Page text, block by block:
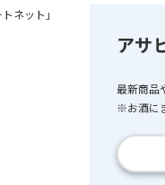
ネット」
アサ
最新商品
※お酒に